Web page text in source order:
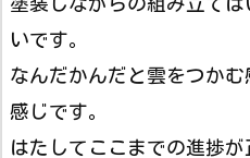
いです。
なんだかんだと雲をつか
感じです。
はたしてここまでの進捗